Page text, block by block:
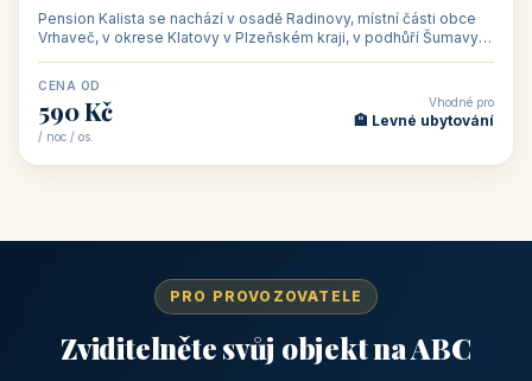
Pension Kalista se nachází v osadě Radinovy, místní části obce
Vrhaveč, v okrese Klatovy v Plzeňském kraji, v podhůří Šumavy
CENA OD
590 Kč
/ noc / os.
Vhodné pro
🏨 Levné ubytování
PRO PROVOZOVATELE
Zviditelněte svůj objekt na ABC